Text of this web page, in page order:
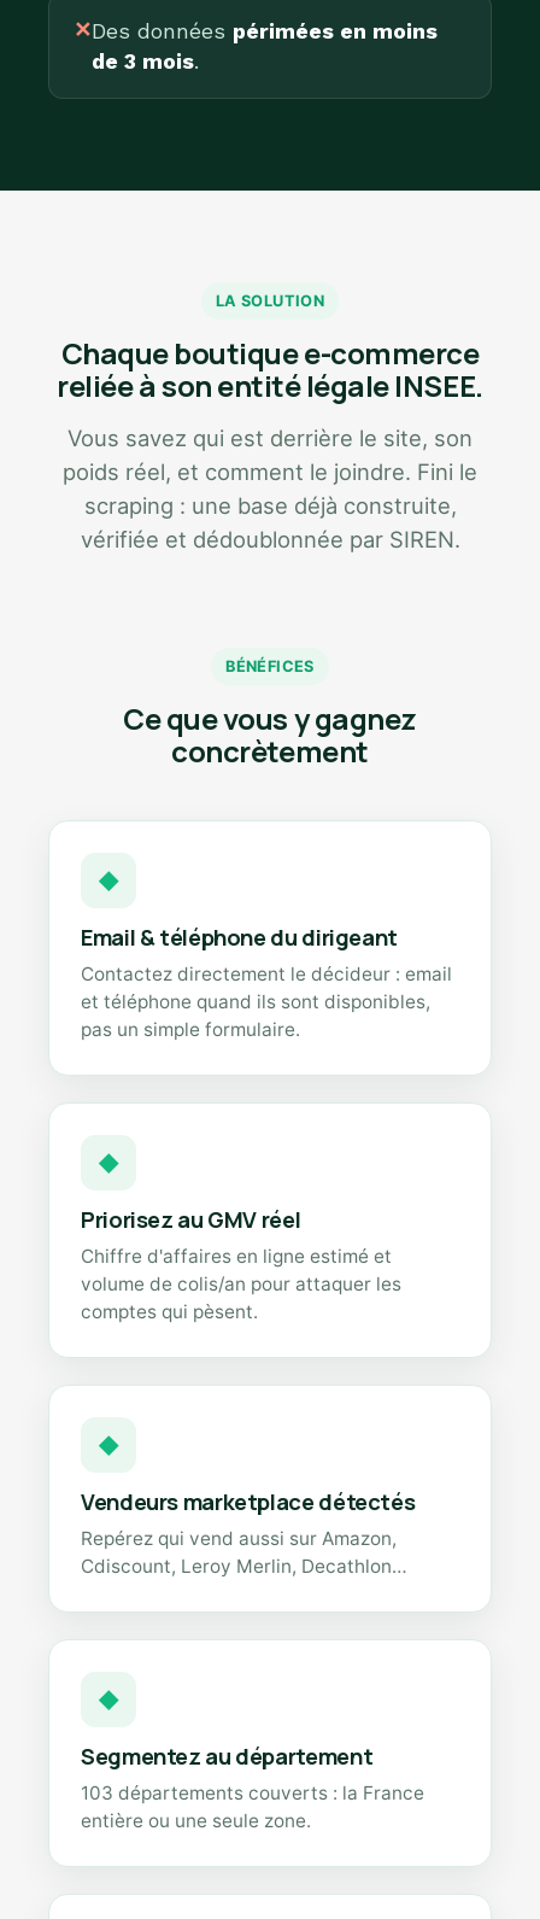
✕Des données périmées en moins
de 3 mois.
LA SOLUTION
Chaque boutique e-commerce
reliée à son entité légale INSEE.
Vous savez qui est derrière le site, son
poids réel, et comment le joindre. Fini le
scraping : une base déjà construite,
vérifiée et dédoublonnée par SIREN.
BÉNÉFICES
Ce que vous y gagnez
concrètement
◆
Email & téléphone du dirigeant
Contactez directement le décideur : email
et téléphone quand ils sont disponibles,
pas un simple formulaire.
◆
Priorisez au GMV réel
Chiffre d'affaires en ligne estimé et
volume de colis/an pour attaquer les
comptes qui pèsent.
◆
Vendeurs marketplace détectés
Repérez qui vend aussi sur Amazon,
Cdiscount, Leroy Merlin, Decathlon…
◆
Segmentez au département
103 départements couverts : la France
entière ou une seule zone.